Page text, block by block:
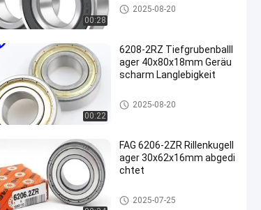
00:28
Rillenkugellager
2025-08-20
00:22
6208-2RZ Tiefgrubenballl
ager 40x80x18mm Geräu
scharm Langlebigkeit
Rillenkugellager
2025-08-20
FAG 6206-2ZR Rillenkugell
ager 30x62x16mm abgedi
chtet
Rillenkugellager
2025-07-25